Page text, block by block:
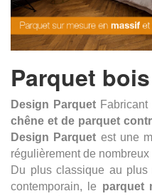
Parquet bois
Design ParquetFabricant
chêne et de parquet
Design Parquet est une
régulièrement de nombreux
Du plus classique au
contemporain, le parquet